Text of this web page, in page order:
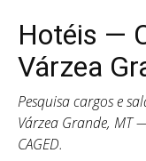
Hotéis —
Várzea
Pesquisa cargos e
Várzea Grande, MT
CAGED.